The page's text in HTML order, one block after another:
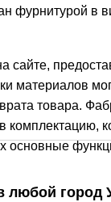
фурнитурой в
сайте,
материалов
товара.
комплектацию,
основные
любой город